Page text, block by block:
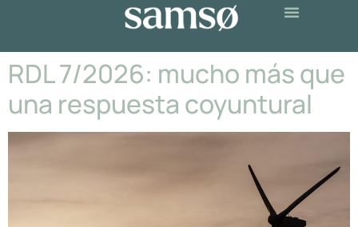
RDL 7/2026: mucho más que
una respuesta coyuntural